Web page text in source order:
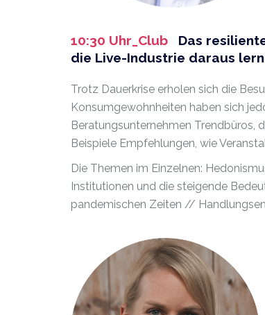
10:30 Uhr_Club Das
die Live-Industrie daraus
Trotz Dauerkrise erholen sich die
Konsumgewohnheiten haben sich
Beratungsunternehmen Trendbüros,
Beispiele Empfehlungen, wie
Die Themen im Einzelnen:
Institutionen und die steigende
pandemischen Zeiten //